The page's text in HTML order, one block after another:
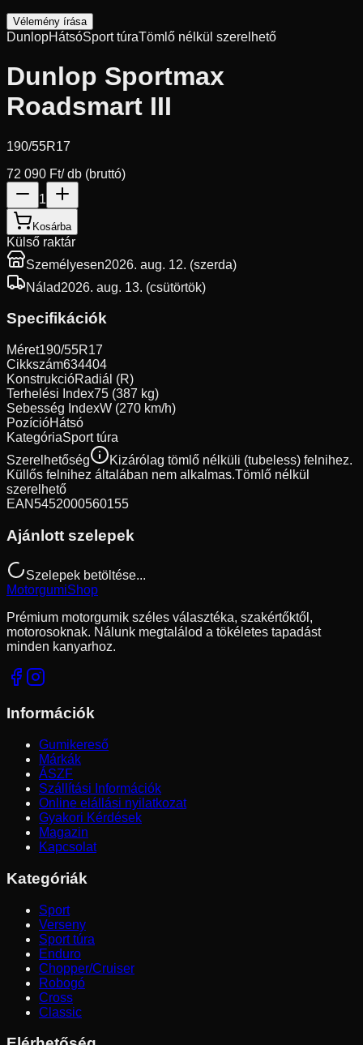
Vélemény írása
DunlopHátsóSport túraTömlő nélkül szerelhető
Dunlop Sportmax
Roadsmart III
190/55R17
72 090 Ft/ db (bruttó)
1
Kosárba
Külső raktár
Személyesen2026. aug. 12. (szerda)
Nálad2026. aug. 13. (csütörtök)
Specifikációk
Méret190/55R17
Cikkszám634404
KonstrukcióRadiál (R)
Terhelési Index75 (387 kg)
Sebesség IndexW (270 km/h)
PozícióHátsó
KategóriaSport túra
Szerelhetőség
Kizárólag tömlő nélküli (tubeless) felnihez.
Küllős felnihez általában nem alkalmas.Tömlő nélkül
szerelhető
EAN5452000560155
Ajánlott szelepek
Szelepek betöltése...
MotorgumiShop
Prémium motorgumik széles választéka, szakértőktől,
motorosoknak. Nálunk megtalálod a tökéletes tapadást
minden kanyarhoz.
Információk
Gumikereső
Márkák
ÁSZF
Szállítási Információk
Online elállási nyilatkozat
Gyakori Kérdések
Magazin
Kapcsolat
Kategóriák
Sport
Verseny
Sport túra
Enduro
Chopper/Cruiser
Robogó
Cross
Classic